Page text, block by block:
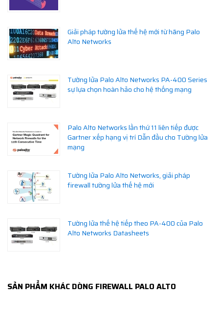
Giải pháp tường lửa thế hệ mới từ hãng Palo
Alto Networks
Tường lửa Palo Alto Networks PA-400 Series
sự lựa chọn hoàn hảo cho hệ thống mạng
Palo Alto Networks lần thứ 11 liên tiếp được
Gartner xếp hạng vị trí Dẫn đầu cho Tường lửa
mạng
Tường lửa Palo Alto Networks, giải pháp
firewall tường lửa thế hệ mới
Tường lửa thế hệ tiếp theo PA-400 của Palo
Alto Networks Datasheets
SẢN PHẨM KHÁC DÒNG FIREWALL PALO ALTO